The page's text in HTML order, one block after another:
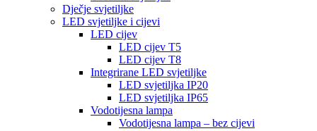
Dječje svjetiljke
LED svjetiljke i cijevi
LED cijev
LED cijev T5
LED cijev T8
Integrirane LED svjetiljke
LED svjetiljka IP20
LED svjetiljka IP65
Vodotijesna lampa
Vodotijesna lampa – bez cijevi